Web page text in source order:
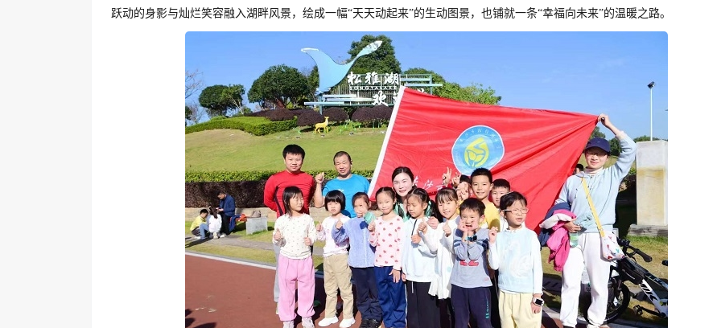
跃动的身影与灿烂笑容融入湖畔风景，绘成一幅“天天动起来”的生动图景，也铺就一条“幸福向未来”的温暖之路。